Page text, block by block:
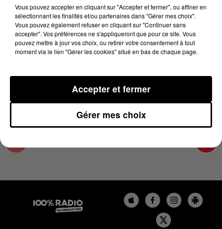
28 février 2025 - 4 min 14 sec
LES INFOS DE L'ARIEGE DU 28/02/2025 À
07H00
Podcasts infos de l'Ariège
Vous pouvez accepter en cliquant sur "Accepter et fermer", ou affiner en
sélectionnant les finalités et/ou partenaires dans "Gérer mes choix".
Vous pouvez également refuser en cliquant sur "Continuer sans
accepter". Vos préférences ne s'appliqueront que pour ce site. Vous
pouvez mettre à jour vos choix, ou retirer votre consentement à tout
moment via le lien "Gérer les cookies" situé en bas de chaque page.
Gérer mes choix
Accepter et fermer